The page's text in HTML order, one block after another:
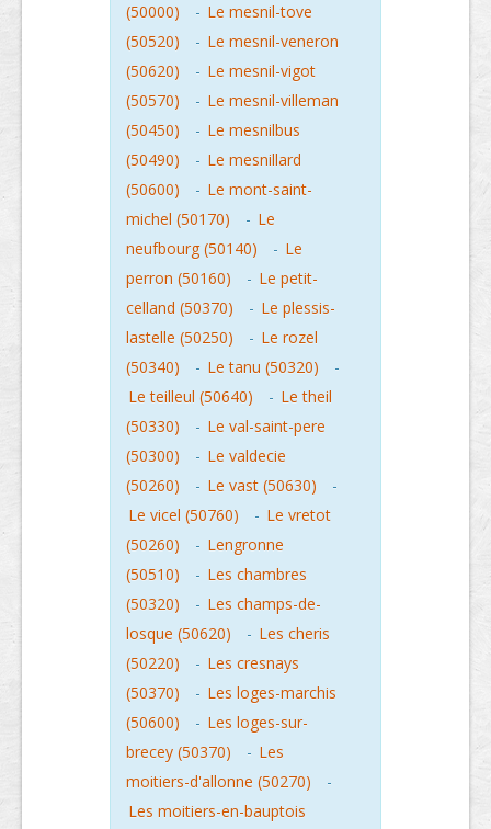
(50000)
- Le mesnil-tove
(50520)
- Le mesnil-veneron
(50620)
- Le mesnil-vigot
(50570)
- Le mesnil-villeman
(50450)
- Le mesnilbus
(50490)
- Le mesnillard
(50600)
- Le mont-saint-
michel (50170)
- Le
neufbourg (50140)
- Le
perron (50160)
- Le petit-
celland (50370)
- Le plessis-
lastelle (50250)
- Le rozel
(50340)
- Le tanu (50320)
-
Le teilleul (50640)
- Le theil
(50330)
- Le val-saint-pere
(50300)
- Le valdecie
(50260)
- Le vast (50630)
-
Le vicel (50760)
- Le vretot
(50260)
- Lengronne
(50510)
- Les chambres
(50320)
- Les champs-de-
losque (50620)
- Les cheris
(50220)
- Les cresnays
(50370)
- Les loges-marchis
(50600)
- Les loges-sur-
brecey (50370)
- Les
moitiers-d'allonne (50270)
-
Les moitiers-en-bauptois